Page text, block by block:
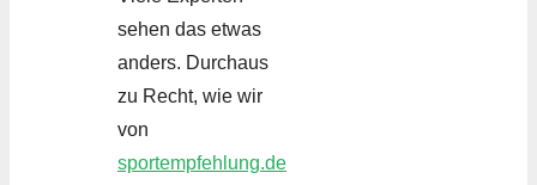
sehen das etwas
anders. Durchaus
zu Recht, wie wir
von
sportempfehlung.de